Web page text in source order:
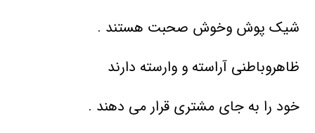
شیک پوش وخوش صحبت هستند .
ظاهروباطنی آراسته و وارسته دارند
خود را به جای مشتری قرار می دهند .